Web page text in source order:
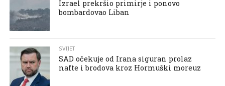
Izrael prekršio primirje i ponovo
bombardovao Liban
SVIJET
SAD očekuje od Irana siguran prolaz
nafte i brodova kroz Hormuški moreuz